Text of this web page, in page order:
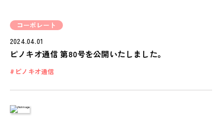
コーポレート
2024.04.01
ピノキオ通信 第80号を公開いたしました。
ピノキオ通信